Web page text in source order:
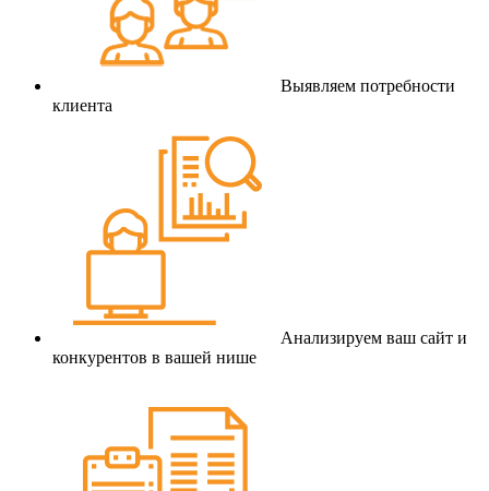
Выявляем потребности
клиента
Анализируем ваш сайт и
конкурентов в вашей нише